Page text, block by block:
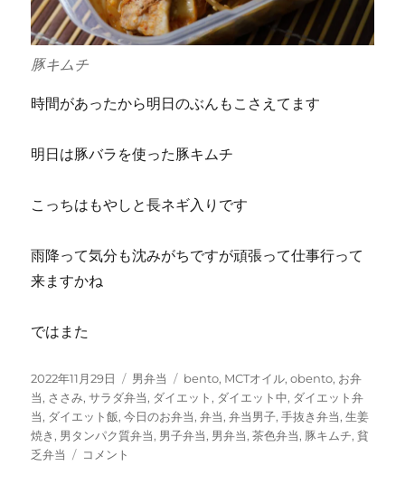
豚キムチ
時間があったから明日のぶんもこさえてます
明日は豚バラを使った豚キムチ
こっちはもやしと長ネギ入りです
雨降って気分も沈みがちですが頑張って仕事行って
来ますかね
ではまた
投
稿
日:
2022年11月29日
カ
テ
ゴ
リ
男弁当
タ
グ
bento, MCTオイル,obento, お弁
当, ささみ,サラダ弁当, ダイエット , ダイエット中, ダイエット弁
当, ダイエット飯,今日のお弁当,弁当,弁当男子,手抜き弁当,生姜
焼き , 男タンパク質弁当, 男子弁当, 男弁当,茶色弁当, 豚キムチ,貧
乏弁当
生
コメント